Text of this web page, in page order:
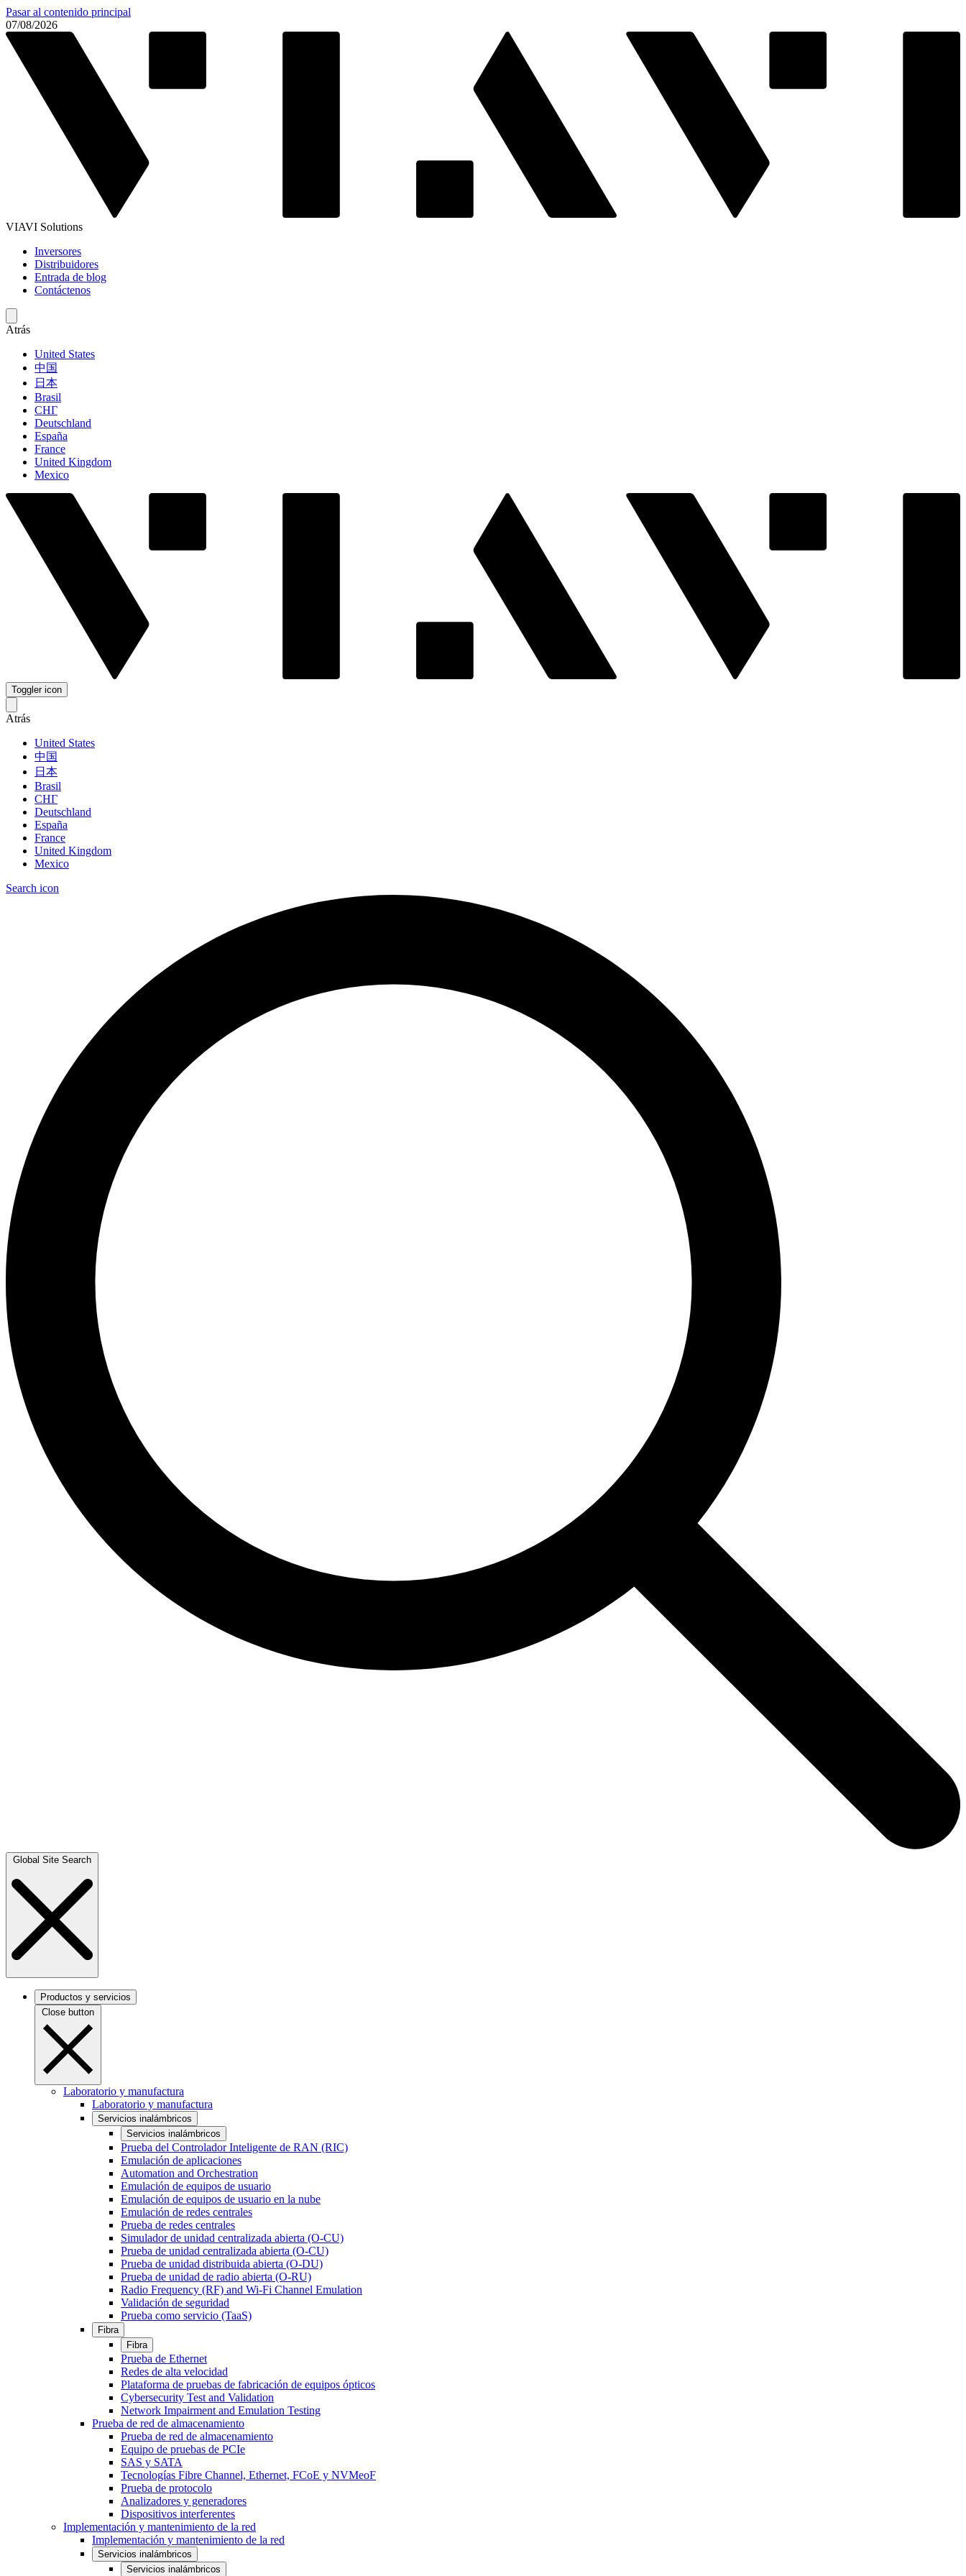
Pasar al contenido principal
07/08/2026
VIAVI Solutions
Inversores
Distribuidores
Entrada de blog
Contáctenos
Atrás
United States
中国
日本
Brasil
СНГ
Deutschland
España
France
United Kingdom
Mexico
Toggler icon
Atrás
United States
中国
日本
Brasil
СНГ
Deutschland
España
France
United Kingdom
Mexico
Search icon
Global Site Search
Productos y servicios
Close button
Laboratorio y manufactura
Laboratorio y manufactura
Servicios inalámbricos
Servicios inalámbricos
Prueba del Controlador Inteligente de RAN (RIC)
Emulación de aplicaciones
Automation and Orchestration
Emulación de equipos de usuario
Emulación de equipos de usuario en la nube
Emulación de redes centrales
Prueba de redes centrales
Simulador de unidad centralizada abierta (O-CU)
Prueba de unidad centralizada abierta (O-CU)
Prueba de unidad distribuida abierta (O-DU)
Prueba de unidad de radio abierta (O-RU)
Radio Frequency (RF) and Wi-Fi Channel Emulation
Validación de seguridad
Prueba como servicio (TaaS)
Fibra
Fibra
Prueba de Ethernet
Redes de alta velocidad
Plataforma de pruebas de fabricación de equipos ópticos
Cybersecurity Test and Validation
Network Impairment and Emulation Testing
Prueba de red de almacenamiento
Prueba de red de almacenamiento
Equipo de pruebas de PCIe
SAS y SATA
Tecnologías Fibre Channel, Ethernet, FCoE y NVMeoF
Prueba de protocolo
Analizadores y generadores
Dispositivos interferentes
Implementación y mantenimiento de la red
Implementación y mantenimiento de la red
Servicios inalámbricos
Servicios inalámbricos